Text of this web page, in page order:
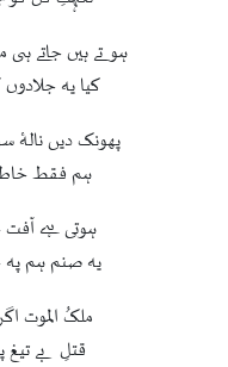
ہوتے ہیں جاتے
کیا یہ
پھونک دیں نالۂ
ہم فقط
ہوتی ہے
یہ صنم ہم
ملکُ الموت
قتلِ بے تیغ